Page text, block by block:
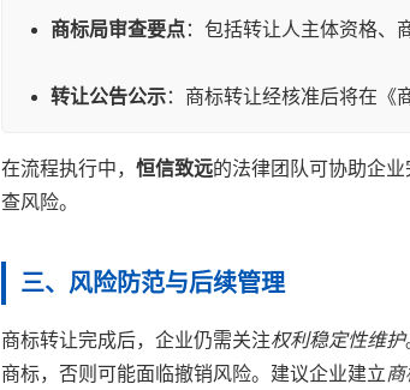
商标局审查要点：包括转让人主体资格、
转让公告公示：商标转让经核准后将在《
在流程执行中， 恒信致远的法律团队可协助企业
查风险。
三、风险防范与后续管理
商标转让完成后，企业仍需关注权利稳定性维护
商标，否则可能面临撤销风险。建议企业建立